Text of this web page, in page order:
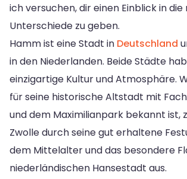
ich versuchen, dir einen Einblick in
Unterschiede zu geben.
Hamm ist eine Stadt in Deutschland
in den Niederlanden. Beide Städte
einzigartige Kultur und Atmosphäre.
für seine historische Altstadt mit
und dem Maximilianpark bekannt ist,
Zwolle durch seine gut erhaltene
dem Mittelalter und das besondere
niederländischen Hansestadt aus.